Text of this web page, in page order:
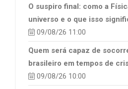
O suspiro final: como a
universo e o que isso
09/08/26 11:00
Quem será capaz de
brasileiro em tempos de
09/08/26 10:00